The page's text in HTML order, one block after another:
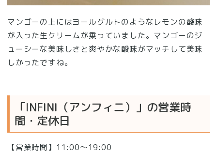
マンゴーの上にはヨールグルトのようなレモンの酸味
が入った生クリームが乗っていました。マンゴーのジ
ューシーな美味しさと爽やかな酸味がマッチして美味
しかったですね。
「INFINI（アンフィニ）」の営業時
間・定休日
【営業時間】11:00〜19:00